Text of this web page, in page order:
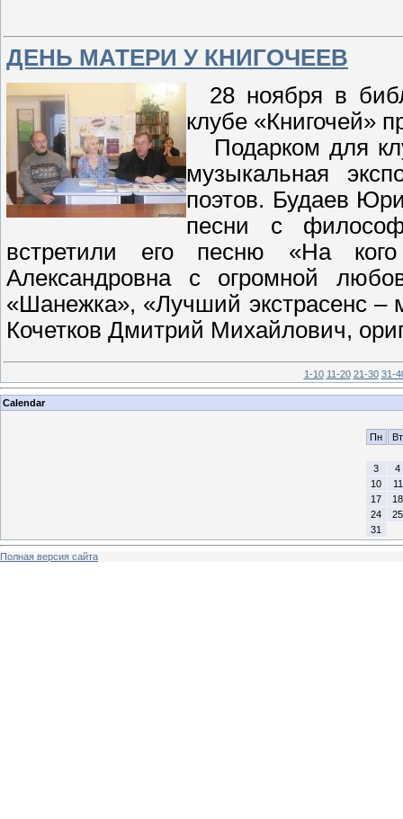
ДЕНЬ МАТЕРИ У КНИГОЧЕЕВ
28 ноября в
клубе «Книгочей»
Подарком для
музыкальная
поэтов. Будаев
песни с
встретили его песню «На
Александровна с огромной
«Шанежка», «Лучший экстрасенс –
Кочетков Дмитрий Михайлович,
1-10 11-20 21-30 31-
Calendar
Пн
Вт
3
4
10
11
17
18
24
25
31
Полная версия сайта